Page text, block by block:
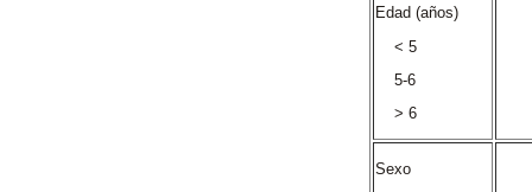
Edad (años)
< 5
5-6
> 6
Sexo